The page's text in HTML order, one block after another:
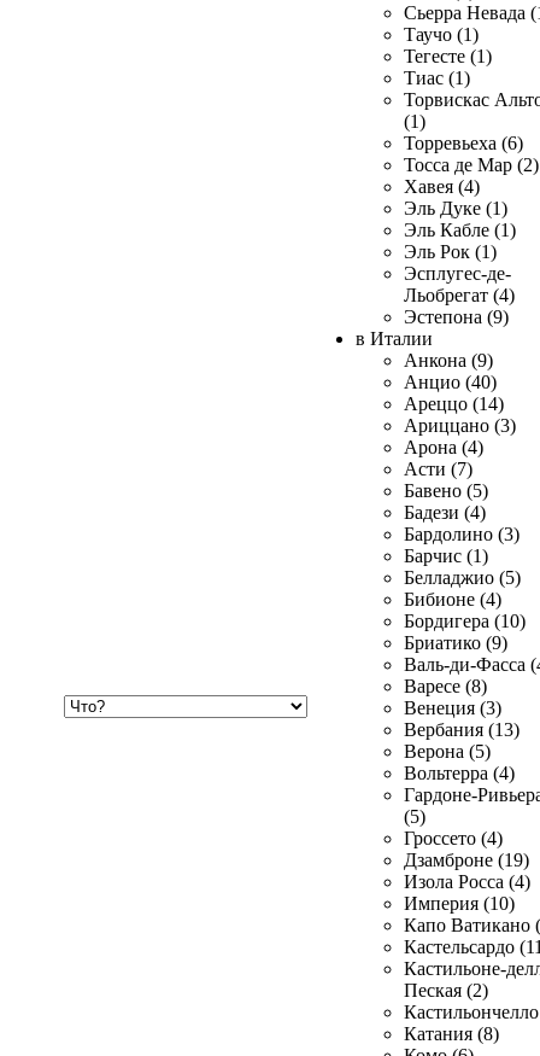
Сьерра Невада
Таучо (1)
Тегесте (1)
Тиас (1)
Торвискас
(1)
Торревьеха (6)
Тосса де Мар (2)
Хавея (4)
Эль Дуке (1)
Эль Кабле (1)
Эль Рок (1)
Эсплугес-де-
Льобрегат (4)
Эстепона (9)
в Италии
Анкона (9)
Анцио (40)
Ареццо (14)
Ариццано (3)
Арона (4)
Асти (7)
Бавено (5)
Бадези (4)
Бардолино (3)
Барчис (1)
Белладжио (5)
Бибионе (4)
Бордигера (10)
Бриатико (9)
Валь-ди-Фасса
Варесе (8)
Венеция (3)
Вербания (13)
Верона (5)
Вольтерра (4)
Гардоне-
(5)
Гроссето (4)
Дзамброне (19)
Изола Росса (4)
Империя (10)
Капо Ватикано
Кастельсардо
Кастильоне-
Пеская (2)
Катания (8)